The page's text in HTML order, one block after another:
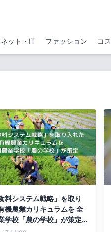
ネット・IT ファッション コ
料システム戦略」を取り
機農業カリキュラムを 全
学校「農の学校」が策定